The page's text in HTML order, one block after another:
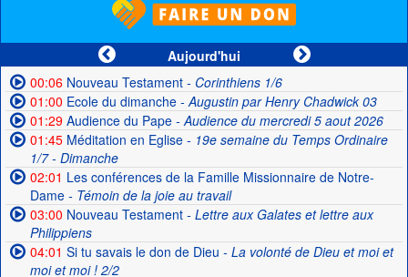
Aujourd'hui
00:06Nouveau Testament- Corinthiens 1/6
01:00 Ecole du dimanche- Augustin par Henry Chadwick 03
01:29Audience du Pape- Audience du mercredi 5 aout 2026
01:45Méditation en Eglise- 19e semaine du Temps Ordinaire
1/7 - Dimanche
02:01 Les conférences de la Famille Missionnaire de Notre-
Dame- Témoin de la joie au travail
03:00 Nouveau Testament- Lettre aux Galates et lettre aux
Philippiens
04:01 Si tu savais le don de Dieu - La volonté de Dieu et moi et
moi et moi ! 2/2